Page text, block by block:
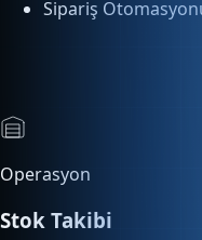
Stok Takibi
Ürün stoklarınızı anlık
otomatik uyarı alın.